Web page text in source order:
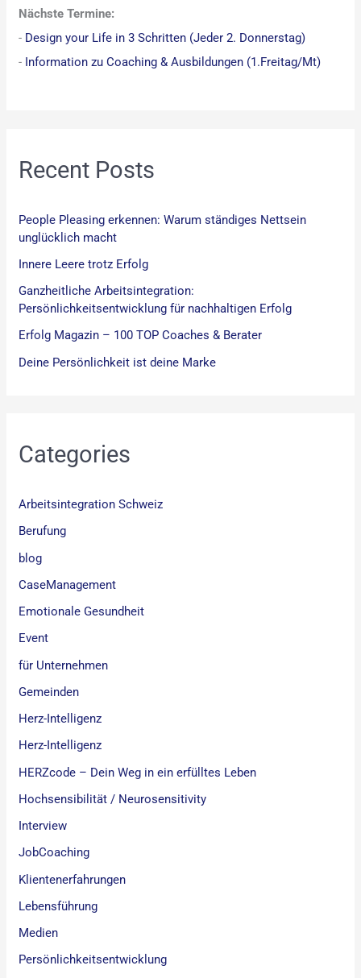
e
n
n
:
Nächste Termine:
- Design your Life in 3 Schritten (Jeder 2. Donnerstag)
- Information zu Coaching & Ausbildungen (1.Freitag/Mt)
Recent Posts
People Pleasing erkennen: Warum ständiges Nettsein
unglücklich macht
Innere Leere trotz Erfolg
Ganzheitliche Arbeitsintegration:
Persönlichkeitsentwicklung für nachhaltigen Erfolg
Erfolg Magazin – 100 TOP Coaches & Berater
Deine Persönlichkeit ist deine Marke
Categories
Arbeitsintegration Schweiz
Berufung
blog
CaseManagement
Emotionale Gesundheit
Event
für Unternehmen
Gemeinden
Herz-Intelligenz
Herz-Intelligenz
HERZcode – Dein Weg in ein erfülltes Leben
Hochsensibilität / Neurosensitivity
Interview
JobCoaching
Klientenerfahrungen
Lebensführung
Medien
Persönlichkeitsentwicklung